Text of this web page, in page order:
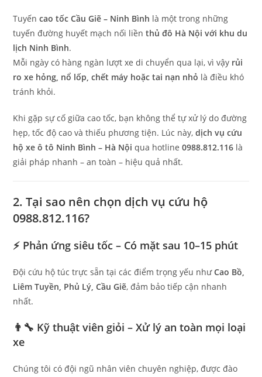
Tuyếncao tốc Cầu Giẽ – Ninh Bình là một trong những
tuyến đường huyết mạch nối liềnthủ đô Hà Nội với khu du
lịch Ninh Bình.
Mỗi ngày có hàng ngàn lượt xe di chuyển qua lại, vì vậy rủi
ro xe hỏng, nổ lốp, chết máy hoặc tai nạn nhỏ là điều khó
tránh khỏi.
Khi gặp sự cố giữa cao tốc, bạn không thể tự xử lý do đường
hẹp, tốc độ cao và thiếu phương tiện. Lúc này,dịch vụ cứu
hộ xe ô tô Ninh Bình – Hà Nội qua hotline0988.812.116 là
giải pháp nhanh – an toàn – hiệu quả nhất.
2. Tại sao nên chọn dịch vụ cứu hộ
0988.812.116?
⚡ Phản ứng siêu tốc – Có mặt sau 10–15 phút
Đội cứu hộ túc trực sẵn tại các điểm trọng yếu nhưCao Bồ,
Liêm Tuyền, Phủ Lý, Cầu Giẽ, đảm bảo tiếp cận nhanh
nhất.
👨‍🔧 Kỹ thuật viên giỏi – Xử lý an toàn mọi loại
xe
Chúng tôi có đội ngũ nhân viên chuyên nghiệp, được đào